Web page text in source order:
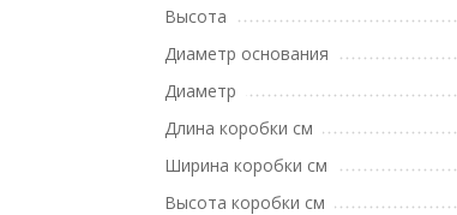
Высота
Диаметр основания
Диаметр
Длина коробки см
Ширина коробки см
Высота коробки см